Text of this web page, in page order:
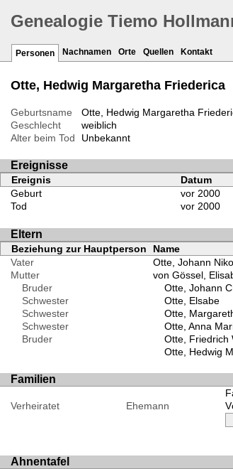
Genealogie Tiemo
Personen Nachnamen Orte Quellen Kontakt
Otte, Hedwig Margaretha Friederica
Geburtsname
Otte, Hedwig Margaretha
Geschlecht
weiblich
Alter beim Tod
Unbekannt
Ereignisse
Ereignis Datum
Geburt
vor 2000
Tod
vor 2000
Eltern
Beziehung zur Hauptperson Name
Vater
Otte, Johann
Mutter
von Gössel,
Bruder
Otte, Johann
Schwester
Otte, Elsabe
Schwester
Otte,
Schwester
Otte, Anna
Bruder
Otte, Friedrich
Otte, Hedwig
Familien
Verheiratet
Ehemann
Ahnentafel